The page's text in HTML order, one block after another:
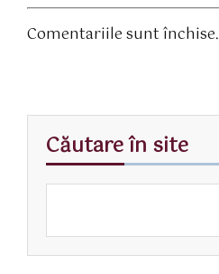
Comentariile sunt închise.
Căutare în site